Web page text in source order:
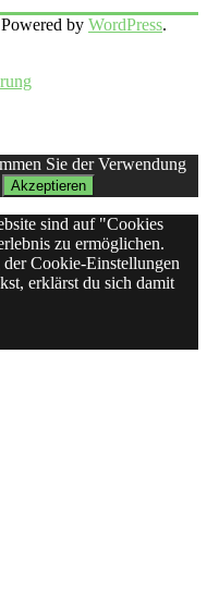
by WordPress.
Sie der Verwendung
Akzeptieren
sind auf "Cookies
zu ermöglichen.
Cookie-Einstellungen
erklärst du sich damit